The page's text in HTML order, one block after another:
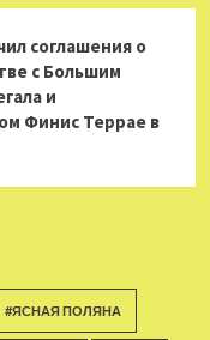
соглашения о
с Большим
и
Финис Террае в
#ЯСНАЯ ПОЛЯНА